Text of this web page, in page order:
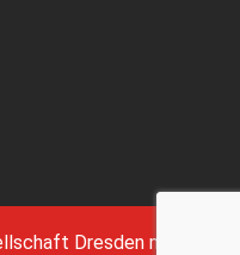
Dresden mbH